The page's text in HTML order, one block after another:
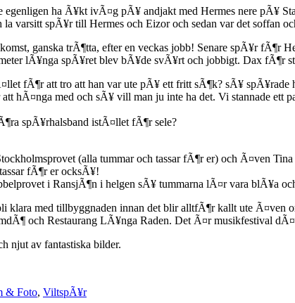
egenligen ha Ã¥kt ivÃ¤g pÃ¥ andjakt med Hermes nere pÃ¥
varsitt spÃ¥r till Hermes och Eizor och sedan var det soffan
ganska trÃ¶tta, efter en veckas jobb! Senare spÃ¥r fÃ¶r
lÃ¥nga spÃ¥ret blev bÃ¥de svÃ¥rt och jobbigt. Dax fÃ¶r
fÃ¶r att tro att han var ute pÃ¥ ett fritt sÃ¶k? sÃ¥
hÃ¤nga med och sÃ¥ vill man ju inte ha det. Vi stannade
spÃ¥rhalsband istÃ¤llet fÃ¶r sele?
(alla tummar och tassar fÃ¶r er) och Ã¤ven
fÃ¶r er ocksÃ¥!
i RansjÃ¶n i helgen sÃ¥ tummarna lÃ¤r vara blÃ¥a
med tillbyggnaden innan det blir alltfÃ¶r kallt ute Ã¤ven
och Restaurang LÃ¥nga Raden. Det Ã¤r musikfestival
njut av fantastiska bilder.
& Foto, ViltspÃ¥r